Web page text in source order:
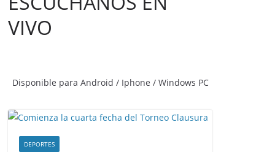
VIVO
Disponible para Android / Iphone / Windows PC
DEPORTES